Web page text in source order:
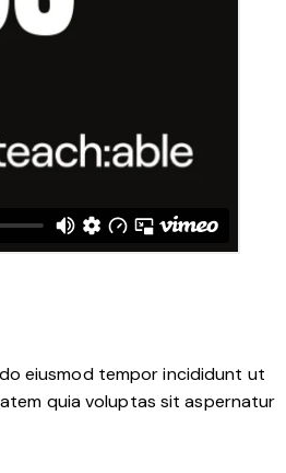
eiusmod tempor incididunt ut
quia voluptas sit aspernatur